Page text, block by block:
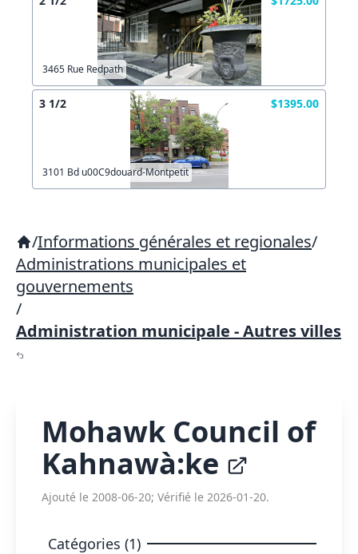
3465 Rue Redpath
3 1/2 $1395.00
3101 Bd u00C9douard-Montpetit
/Informations générales et regionales/
Administrations municipales et
gouvernements
/
Administration municipale - Autres villes
Mohawk Council of
Kahnawà:ke
Ajouté le 2008-06-20; Vérifié le 2026-01-20.
Catégories (1)